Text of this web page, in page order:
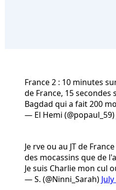
France 2 : 10 minutes
de France, 15
Bagdad qui a fait 200
— El Hemi (@popaul_59)
Je rve ou au JT de
des mocassins que de
Je suis Charlie mon cul
— S. (@Ninni_Sarah)